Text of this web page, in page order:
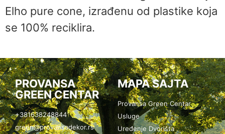
Elho pure cone, izrađenu od plastike koja
se 100% reciklira.
PROVANSA
GREEN CENTAR
+381638248844
green@provansadekor.rs
MAPA SAJTA
Provansa Green Centar
Usluge
Uređenje Dvorišta